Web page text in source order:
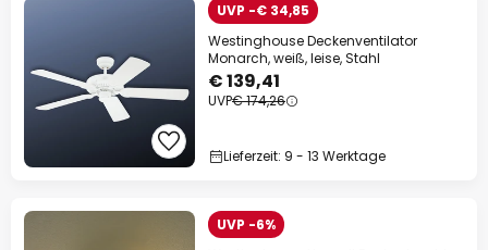
UVP -€ 34,85
Westinghouse Deckenventilator
Monarch, weiß, leise, Stahl
€ 139,41
UVP€ 174,26
Lieferzeit: 9 - 13 Werktage
UVP -6%